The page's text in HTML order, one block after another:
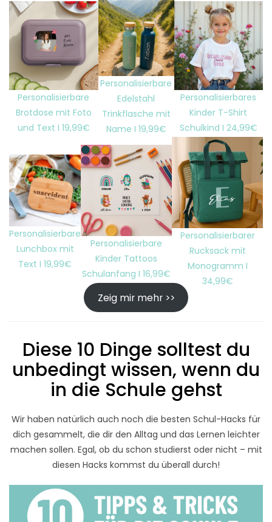
Personalisierbare
Brotdose mit Foto
und Text I 19,99€
Personalisierbare
Edelstahl
Trinkflasche mit
Name I 19,99€
Personalisierbares
Kinder T-Shirt
Schulkind I 24,99€
Personalisierbare
Lunchbox mit
Text I 19,99€
Personalisierbare
Kinder Tattoos
Schulanfang I 16,99€
Personalisierbarer
Rucksack mit
Monogramm I
34,99€
Zeig mir mehr >>
Diese 10 Dinge solltest du
unbedingt wissen, wenn du
in die Schule gehst
Wir haben natürlich auch noch die besten Schul-Hacks für
dich gesammelt, die dir den Alltag und das Lernen leichter
machen sollen. Egal, ob du schon studierst oder nicht – mit
diesen Hacks kommst du überall durch!